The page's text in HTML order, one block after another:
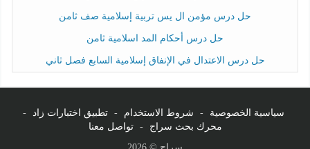
حل درس مؤمن ال يس تربية إسلامية صف ثامن
حل درس أحكام المد اسلامية ثامن
حل درس الاعتدال في الإنفاق إسلامية السابع فصل ثاني
سياسية الخصوصية - شروط الاستخدام - تطبيق اختبارات زاد
-
محرك بحث سراج
-
تواصل معنا